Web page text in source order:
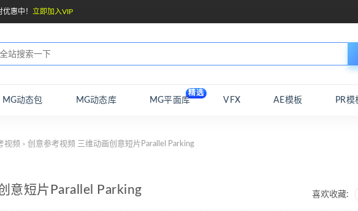
惠中！ 立即加入VIP
MG动态包 MG动态库 MG平面库
精选
VFX AE模板 PR模
视频 > 创意参考视频 三维动画创意短片Parallel Parking
喜欢收藏:
意短片Parallel Parking